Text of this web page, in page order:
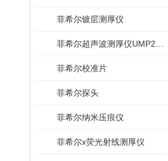
菲希尔镀层测厚仪
菲希尔校准片
菲希尔探头
菲希尔纳米压痕仪
菲希尔x荧光射线测厚仪